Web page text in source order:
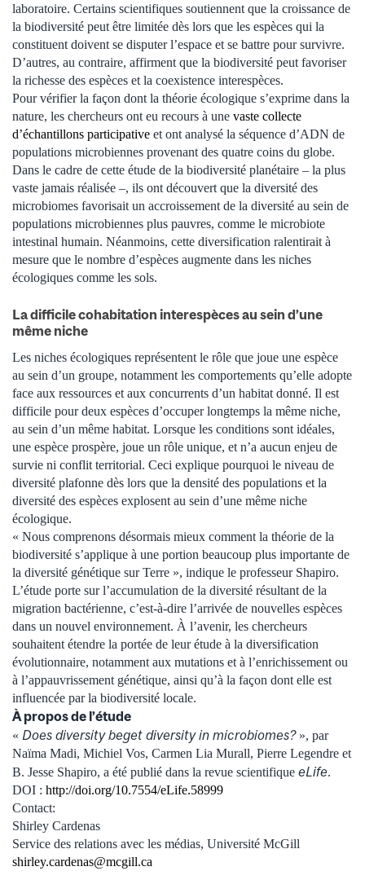
laboratoire. Certains scientifiques soutiennent que la croissance de
la biodiversité peut être limitée dès lors que les espèces qui la
constituent doivent se disputer l’espace et se battre pour survivre.
D’autres, au contraire, affirment que la biodiversité peut favoriser
la richesse des espèces et la coexistence interespèces.
Pour vérifier la façon dont la théorie écologique s’exprime dans la
nature, les chercheurs ont eu recours à une vaste collecte
d’échantillons participative et ont analysé la séquence d’ADN de
populations microbiennes provenant des quatre coins du globe.
Dans le cadre de cette étude de la biodiversité planétaire – la plus
vaste jamais réalisée –, ils ont découvert que la diversité des
microbiomes favorisait un accroissement de la diversité au sein de
populations microbiennes plus pauvres, comme le microbiote
intestinal humain. Néanmoins, cette diversification ralentirait à
mesure que le nombre d’espèces augmente dans les niches
écologiques comme les sols.
La difficile cohabitation interespèces au sein d’une
même niche
Les niches écologiques représentent le rôle que joue une espèce
au sein d’un groupe, notamment les comportements qu’elle adopte
face aux ressources et aux concurrents d’un habitat donné. Il est
difficile pour deux espèces d’occuper longtemps la même niche,
au sein d’un même habitat. Lorsque les conditions sont idéales,
une espèce prospère, joue un rôle unique, et n’a aucun enjeu de
survie ni conflit territorial. Ceci explique pourquoi le niveau de
diversité plafonne dès lors que la densité des populations et la
diversité des espèces explosent au sein d’une même niche
écologique.
« Nous comprenons désormais mieux comment la théorie de la
biodiversité s’applique à une portion beaucoup plus importante de
la diversité génétique sur Terre », indique le professeur Shapiro.
L’étude porte sur l’accumulation de la diversité résultant de la
migration bactérienne, c’est-à-dire l’arrivée de nouvelles espèces
dans un nouvel environnement. À l’avenir, les chercheurs
souhaitent étendre la portée de leur étude à la diversification
évolutionnaire, notamment aux mutations et à l’enrichissement ou
à l’appauvrissement génétique, ainsi qu’à la façon dont elle est
influencée par la biodiversité locale.
À propos de l’étude
« Does diversity beget diversity in microbiomes?», par
Naïma Madi, Michiel Vos, Carmen Lia Murall, Pierre Legendre et
B. Jesse Shapiro, a été publié dans la revue scientifique eLife.
DOI : http://doi.org/10.7554/eLife.58999
Contact:
Shirley Cardenas
Service des relations avec les médias, Université McGill
shirley.cardenas@mcgill.ca